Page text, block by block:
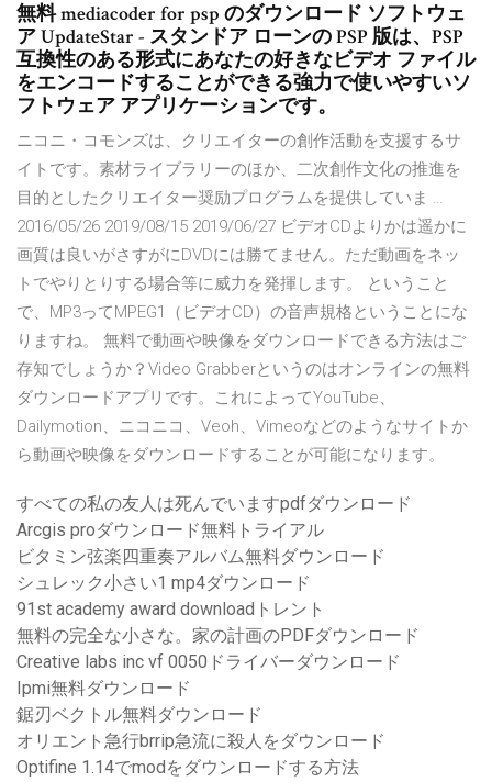
無料 mediacoder for psp のダウンロード ソフトウェ
ア UpdateStar - スタンドア ローンの PSP 版は、PSP
互換性のある形式にあなたの好きなビデオ ファイル
をエンコードすることができる強力で使いやすいソ
フトウェア アプリケーションです。
ニコニ・コモンズは、クリエイターの創作活動を支援するサ
イトです。素材ライブラリーのほか、二次創作文化の推進を
目的としたクリエイター奨励プログラムを提供していま …
2016/05/26 2019/08/15 2019/06/27 ビデオCDよりかは遥かに
画質は良いがさすがにDVDには勝てません。ただ動画をネッ
トでやりとりする場合等に威力を発揮します。 ということ
で、MP3ってMPEG1（ビデオCD）の音声規格ということにな
りますね。 無料で動画や映像をダウンロードできる方法はご
存知でしょうか？Video Grabberというのはオンラインの無料
ダウンロードアプリです。これによってYouTube、
Dailymotion、ニコニコ、Veoh、Vimeoなどのようなサイトか
ら動画や映像をダウンロードすることが可能になります。
すべての私の友人は死んでいますpdfダウンロード
Arcgis proダウンロード無料トライアル
ビタミン弦楽四重奏アルバム無料ダウンロード
シュレック小さい1 mp4ダウンロード
91st academy award downloadトレント
無料の完全な小さな。家の計画のPDFダウンロード
Creative labs inc vf 0050ドライバーダウンロード
Ipmi無料ダウンロード
鋸刃ベクトル無料ダウンロード
オリエント急行brrip急流に殺人をダウンロード
Optifine 1.14でmodをダウンロードする方法